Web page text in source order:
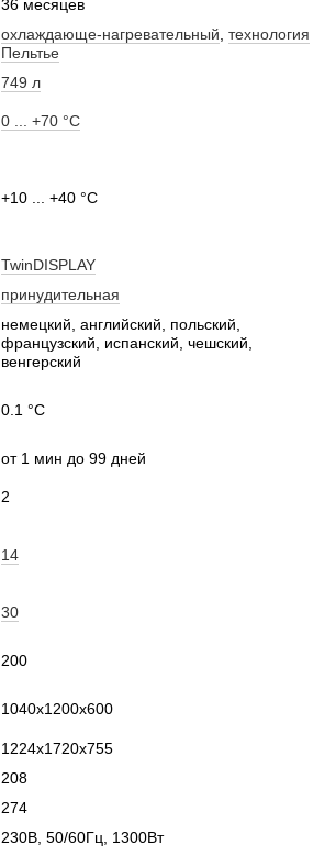
36 месяцев
охлаждающе-нагревательный технология
Пельтье
749 л
0 ... +70 °C
+10 ... +40 °С
TwinDISPLAY
принудительная
немецкий, английский, польский,
французский, испанский, чешский,
венгерский
0.1 °C
от 1 мин до 99 дней
2
14
30
200
1040x1200x600
1224x1720x755
208
274
230В, 50/60Гц, 1300Вт